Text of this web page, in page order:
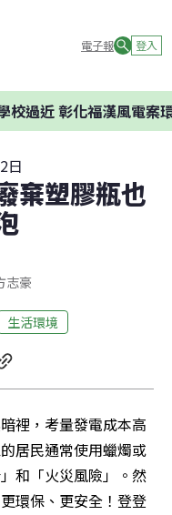
電子報 登入
彰化福漢風電案環委建
日
棄塑膠瓶也
志豪
生活環境
裡，考量發電成本高
居民通常使用蠟燭或
和「火災風險」。然
環保、更安全！登登